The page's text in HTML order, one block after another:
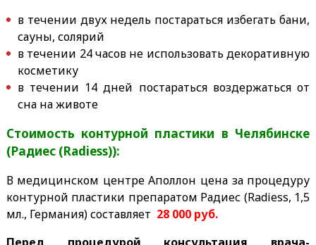
в течении двух недель постараться избегать бани,
сауны, солярий
в течении 24 часов не использовать декоративную
косметику
в течении 14 дней постараться воздержаться от
сна на животе
Стоимость контурной пластики в Челябинске
(Радиес (Radiess)):
В медицинском центре Аполлон цена за процедуру
контурной пластики препаратом Радиес (Radiess, 1,5
мл., Германия) составляет 28000 руб.
Перед процедурой консультация врача-